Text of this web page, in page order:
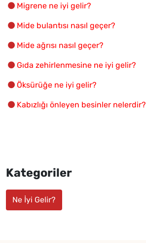
Migrene ne iyi gelir?
Mide bulantısı nasıl geçer?
Mide ağrısı nasıl geçer?
Gıda zehirlenmesine ne iyi gelir?
Öksürüğe ne iyi gelir?
Kabızlığı önleyen besinler nelerdir?
Kategoriler
Ne İyi Gelir?